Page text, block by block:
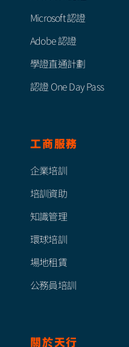
Microsoft 認證
Adobe 認證
學證直通計劃
認證 One Day Pass
工商服務
企業培訓
培訓資助
知識管理
環球培訓
場地租賃
公務員培訓
關於天行